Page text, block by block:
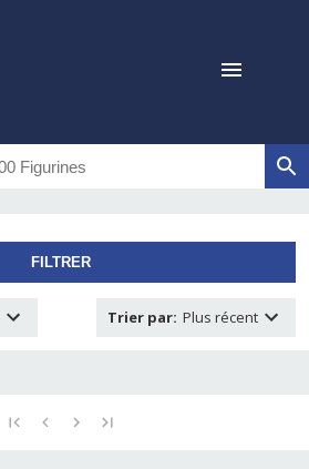
FILTRER
Trier par: Plus récent